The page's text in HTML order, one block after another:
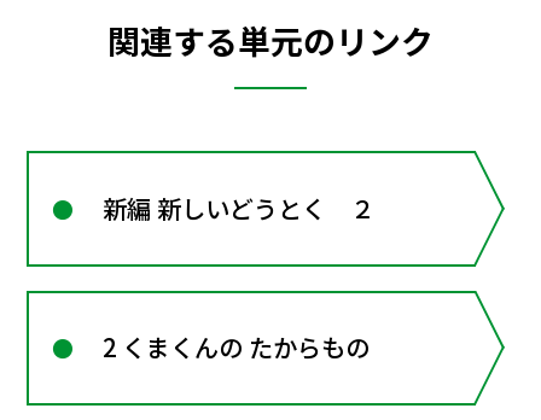
関連する単元のリンク
新編 新しいどうとく ２
2 くまくんの たからもの